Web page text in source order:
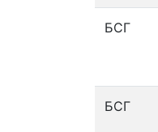
БСГ
БСГ